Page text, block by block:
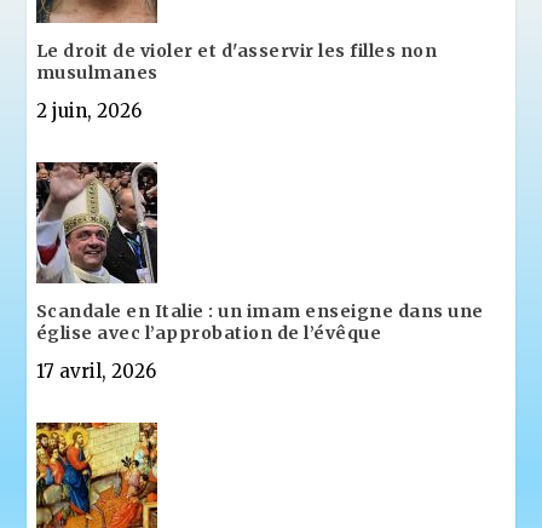
Le droit de violer et d'asservir les filles non
musulmanes
2 juin, 2026
Scandale en Italie : un imam enseigne dans une
église avec l’approbation de l’évêque
17 avril, 2026